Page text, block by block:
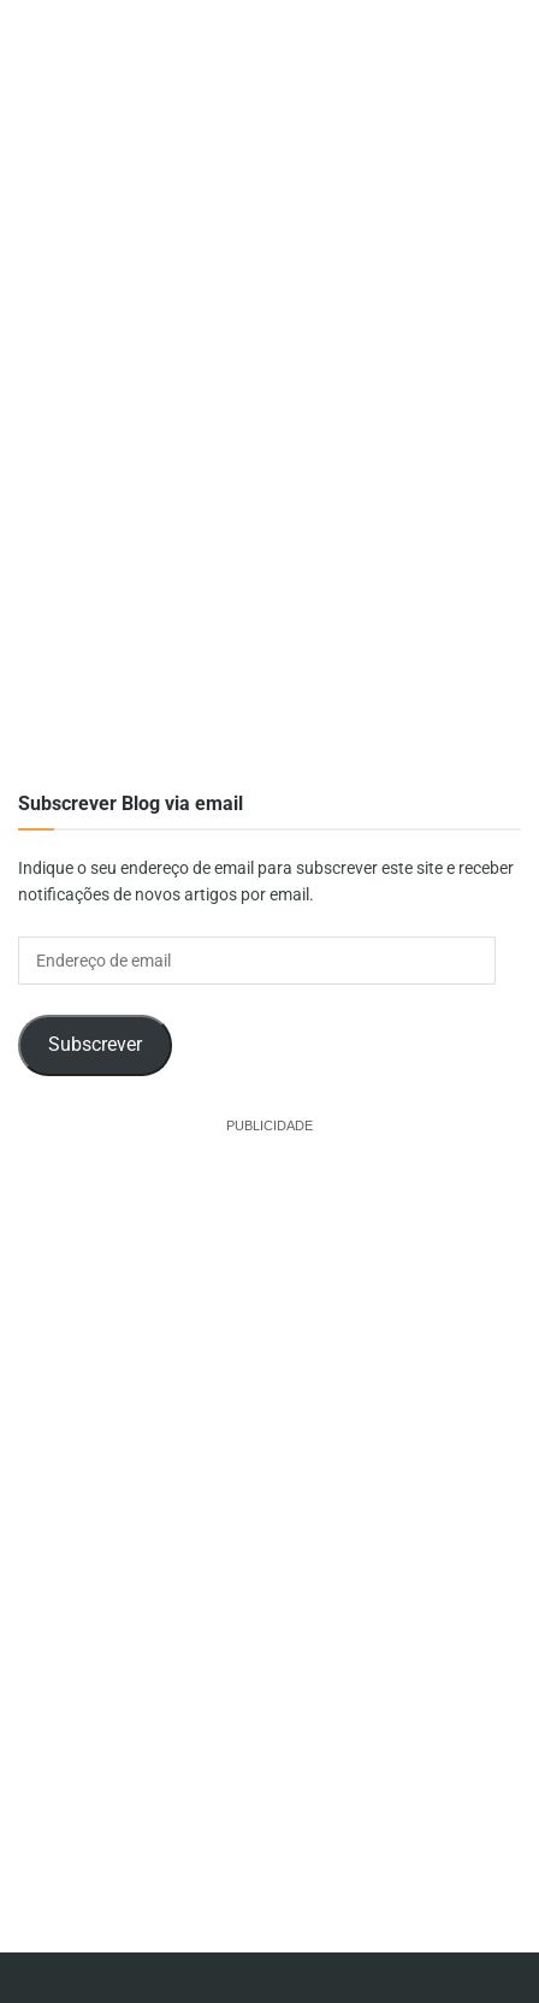
Subscrever Blog via email
Indique o seu endereço de email para subscrever este site e receber
notificações de novos artigos por email.
Subscrever
PUBLICIDADE